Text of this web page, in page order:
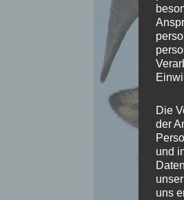
Die
der
und
uns